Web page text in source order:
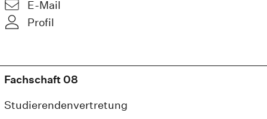
E-Mail
Profil
Fachschaft 08
Studierendenvertretung